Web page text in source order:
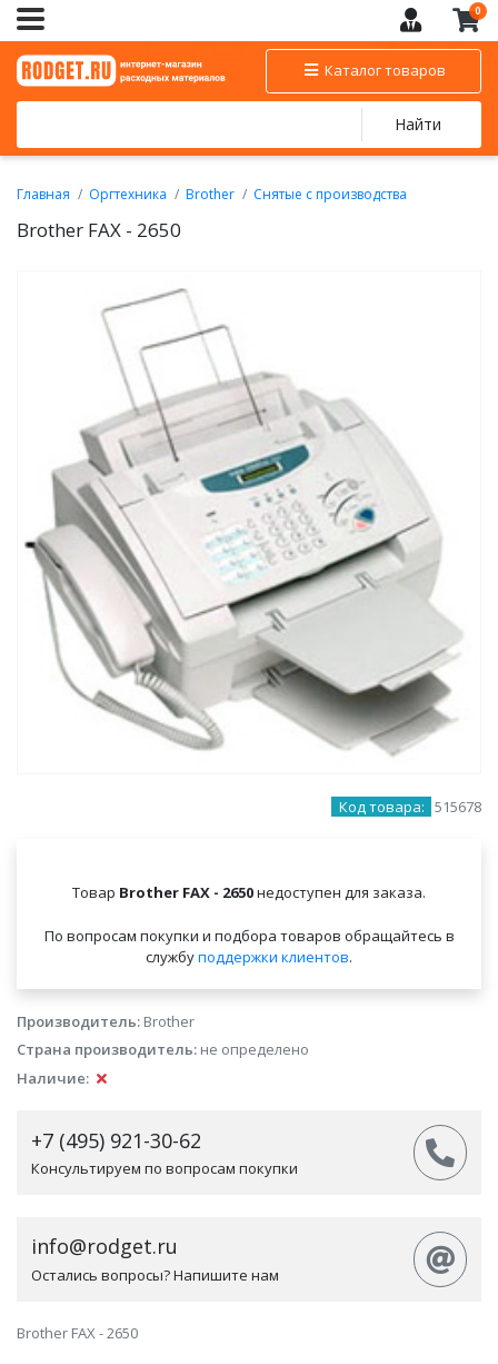
0
Каталог товаров
Найти
Главная Оргтехника Brother Снятые с производства
Brother FAX - 2650
Код товара: 515678
Товар Brother FAX - 2650недоступен для заказа.
По вопросам покупки и подбора товаров обращайтесь в
службуподдержки клиентов.
Производитель: Brother
Страна производитель: не определено
Наличие:
+7 (495) 921-30-62
Консультируем по вопросам покупки
info@rodget.ru
Остались вопросы? Напишите нам
Brother FAX - 2650